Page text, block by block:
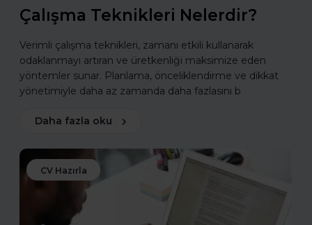
Çalışma Teknikleri Nelerdir?
Verimli çalışma teknikleri, zamanı etkili kullanarak
odaklanmayı artıran ve üretkenliği maksimize eden
yöntemler sunar. Planlama, önceliklendirme ve dikkat
yönetimiyle daha az zamanda daha fazlasını b
Daha fazla oku
CV Hazırla